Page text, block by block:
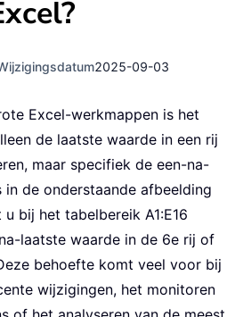
2025-09-03
Excel-werkmappen is het
de laatste waarde in een rij
maar specifiek de een-na-
in de onderstaande afbeelding
bij het tabelbereik A1:E16
laatste waarde in de 6e rij of
behoefte komt veel voor bij
wijzigingen, het monitoren